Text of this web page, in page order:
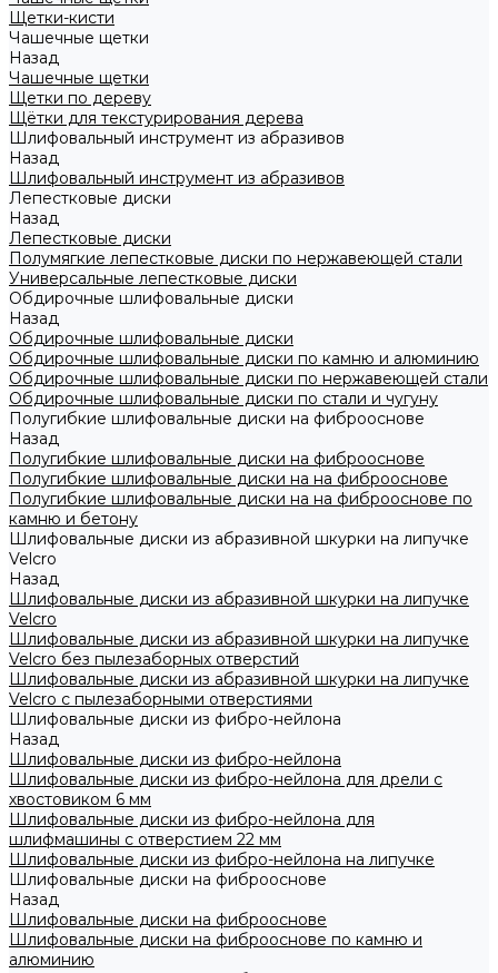
Щетки-кисти
Чашечные щетки
Назад
Чашечные щетки
Щетки по дереву
Щётки для текстурирования дерева
Шлифовальный инструмент из абразивов
Назад
Шлифовальный инструмент из абразивов
Лепестковые диски
Назад
Лепестковые диски
Полумягкие лепестковые диски по нержавеющей стали
Универсальные лепестковые диски
Обдирочные шлифовальные диски
Назад
Обдирочные шлифовальные диски
Обдирочные шлифовальные диски по камню и алюминию
Обдирочные шлифовальные диски по нержавеющей стали
Обдирочные шлифовальные диски по стали и чугуну
Полугибкие шлифовальные диски на фиброоснове
Назад
Полугибкие шлифовальные диски на фиброоснове
Полугибкие шлифовальные диски на на фиброоснове
Полугибкие шлифовальные диски на на фиброоснове по
камню и бетону
Шлифовальные диски из абразивной шкурки на липучке
Velcro
Назад
Шлифовальные диски из абразивной шкурки на липучке
Velcro
Шлифовальные диски из абразивной шкурки на липучке
Velcro без пылезаборных отверстий
Шлифовальные диски из абразивной шкурки на липучке
Velcro с пылезаборными отверстиями
Шлифовальные диски из фибро-нейлона
Назад
Шлифовальные диски из фибро-нейлона
Шлифовальные диски из фибро-нейлона для дрели с
хвостовиком 6 мм
Шлифовальные диски из фибро-нейлона для
шлифмашины с отверстием 22 мм
Шлифовальные диски из фибро-нейлона на липучке
Шлифовальные диски на фиброоснове
Назад
Шлифовальные диски на фиброоснове
Шлифовальные диски на фиброоснове по камню и
алюминию